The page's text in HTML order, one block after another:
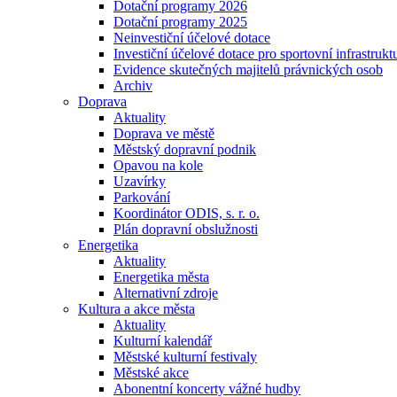
Dotační programy 2026
Dotační programy 2025
Neinvestiční účelové dotace
Investiční účelové dotace pro sportovní
Evidence skutečných majitelů právnických osob
Archiv
Doprava
Aktuality
Doprava ve městě
Městský dopravní podnik
Opavou na kole
Uzavírky
Parkování
Koordinátor ODIS, s. r. o.
Plán dopravní obslužnosti
Energetika
Aktuality
Energetika města
Alternativní zdroje
Kultura a akce města
Aktuality
Kulturní kalendář
Městské kulturní festivaly
Městské akce
Abonentní koncerty vážné hudby